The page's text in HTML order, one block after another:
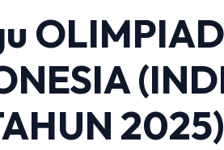
2025)